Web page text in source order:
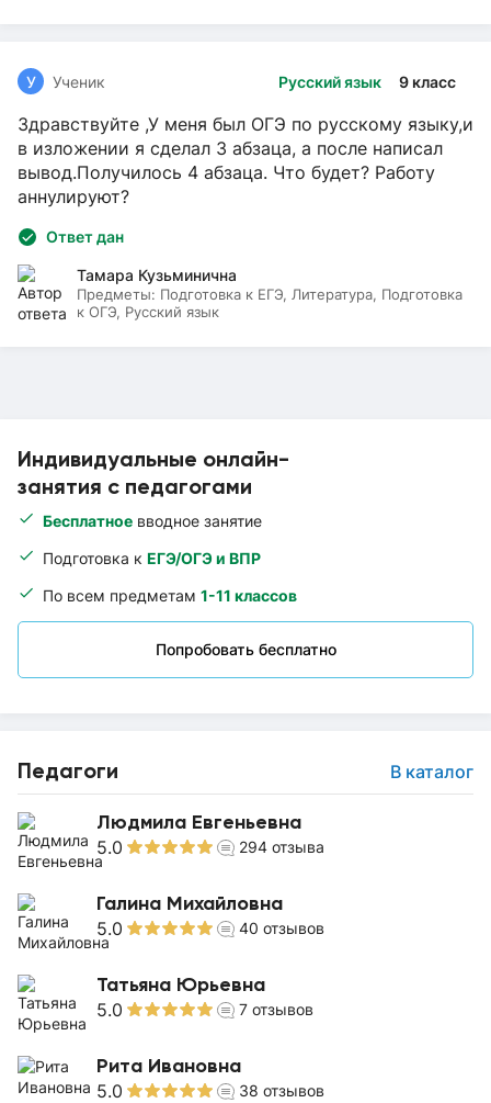
Индивидуальные онлайн-
занятия с педагогами
Бесплатное вводное занятие
Подготовка к ЕГЭ/ОГЭ и ВПР
По всем предметам 1-11 классов
Попробовать бесплатно
Педагоги В каталог
Людмила Евгеньевна
5.0 294 отзыва
Галина Михайловна
5.0 40 отзывов
Татьяна Юрьевна
5.0 7 отзывов
Рита Ивановна
5.0 38 отзывов
Русский язык 9 класс
У Ученик
Здравствуйте ,У меня был ОГЭ по русскому языку,и
в изложении я сделал 3 абзаца, а после написал
вывод.Получилось 4 абзаца. Что будет? Работу
аннулируют?
Ответ дан
Тамара Кузьминична
Предметы: Подготовка к ЕГЭ, Литература, Подготовка
к ОГЭ, Русский язык